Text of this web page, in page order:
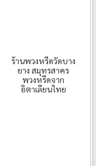
ร้านพวงหรีดวัดบาง
ยาง สมุทรสาคร
พวงหรีดจาก
อิตาเลียนไทย